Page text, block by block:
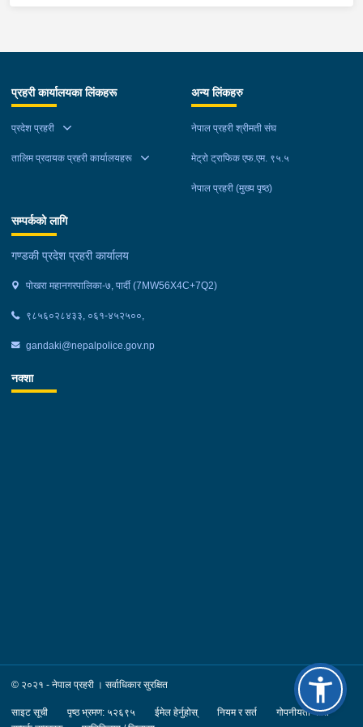
खटिएको प्रहरी टोलीले नियन्त्रणमा लिईएको ।
प्रहरी कार्यालयका लिंकहरू
प्रदेश प्रहरी
तालिम प्रदायक प्रहरी कार्यालयहरू
अन्य लिंकहरु
नेपाल प्रहरी श्रीमती संघ
मेट्रो ट्राफिक एफ.एम. ९५.५
नेपाल प्रहरी (मुख्य पृष्ठ)
सम्पर्कको लागि
गण्डकी प्रदेश प्रहरी कार्यालय
पोखरा महानगरपालिका-७, पार्दी (7MW56X4C+7Q2)
९८५६०२८४३३, ०६१-४५२५००,
gandaki@nepalpolice.gov.np
नक्शा
© २०२१ - नेपाल प्रहरी । सर्वाधिकार सुरक्षित
साइट सूची पृष्ठ भ्रमण: ५२६९५ ईमेल हेर्नुहोस् नियम र सर्त
गोपनीयता नीति